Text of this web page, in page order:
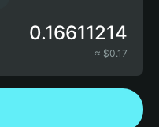
0.16611214
≈ $0.17